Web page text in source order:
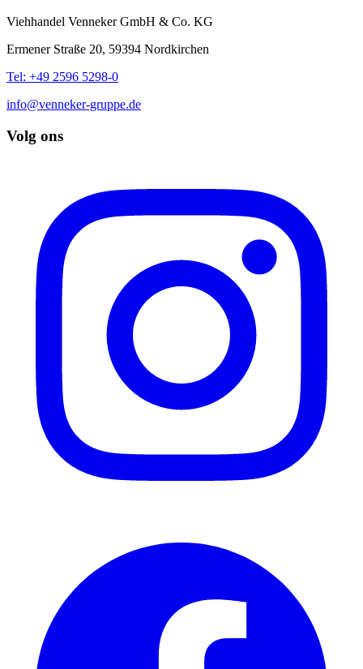
Viehhandel Venneker GmbH & Co. KG
Ermener Straße 20, 59394 Nordkirchen
Tel: +49 2596 5298-0
info@venneker-gruppe.de
Volg ons